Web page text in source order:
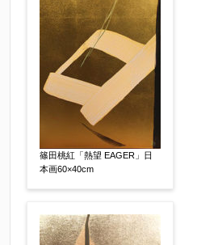
篠田桃紅「熱望 EAGER」日
本画60×40cm